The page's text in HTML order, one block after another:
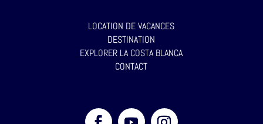
LOCATION DE VACANCES
DESTINATION
EXPLORER LA COSTA BLANCA
CONTACT